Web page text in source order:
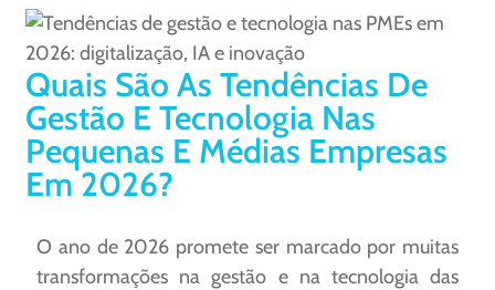
Quais São As Tendências De
Gestão E Tecnologia Nas
Pequenas E Médias Empresas
Em 2026?
O ano de 2026 promete ser marcado por muitas
transformações na gestão e na tecnologia das